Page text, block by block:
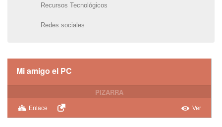
Recursos Tecnológicos
Redes sociales
Mi amigo el PC
PIZARRA
Enlace Ver